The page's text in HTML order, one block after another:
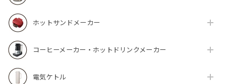
ホットサンドメーカー
コーヒーメーカー・ホットドリンクメーカー
電気ケトル